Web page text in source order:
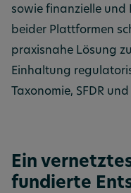
sowie finanzielle und
beider Plattformen
praxisnahe Lösung
Einhaltung
Taxonomie, SFDR
Ein
fundierte